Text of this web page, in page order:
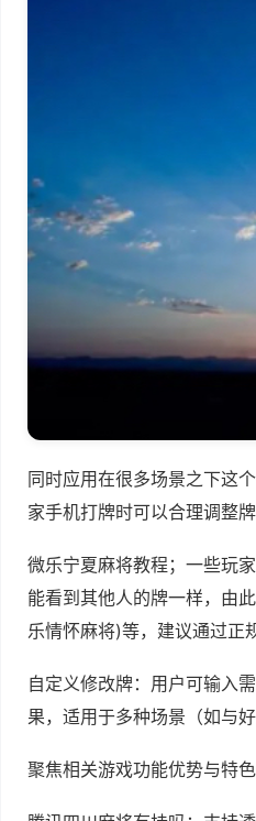
同时应用在很多场景之下这
家手机打牌时可以合理调整
微乐宁夏麻将教程；一些玩
能看到其他人的牌一样，由
乐情怀麻将)等，建议通过正
自定义修改牌：用户可输入
果，适用于多种场景（如与
聚焦相关游戏功能优势与特色